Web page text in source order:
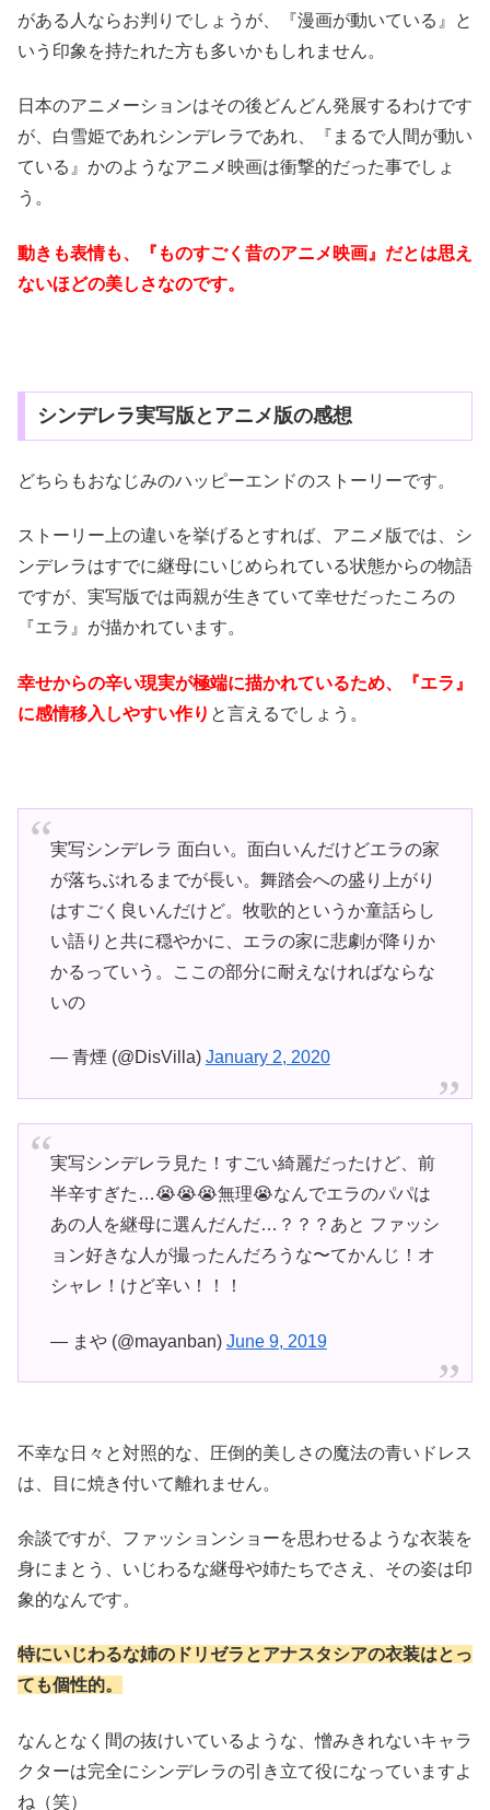
がある人ならお判りでしょうが、『漫画が動いている』と
いう印象を持たれた方も多いかもしれません。
日本のアニメーションはその後どんどん発展するわけです
が、白雪姫であれシンデレラであれ、『まるで人間が動い
ている』かのようなアニメ映画は衝撃的だった事でしょ
う。
動きも表情も、『ものすごく昔のアニメ映画』だとは思え
ないほどの美しさなのです。
シンデレラ実写版とアニメ版の感想
どちらもおなじみのハッピーエンドのストーリーです。
ストーリー上の違いを挙げるとすれば、アニメ版では、シ
ンデレラはすでに継母にいじめられている状態からの物語
ですが、実写版では両親が生きていて幸せだったころの
『エラ』が描かれています。
幸せからの辛い現実が極端に描かれているため、『エラ』
に感情移入しやすい作り と言えるでしょう。
実写シンデレラ 面白い。面白いんだけどエラの家
が落ちぶれるまでが長い。舞踏会への盛り上がり
はすごく良いんだけど。牧歌的というか童話らし
い語りと共に穏やかに、エラの家に悲劇が降りか
かるっていう。ここの部分に耐えなければならな
いの
— 青煙 (@DisVilla) January 2, 2020
実写シンデレラ見た！すごい綺麗だったけど、前
半辛すぎた…😭😭😭無理😭なんでエラのパパは
あの人を継母に選んだんだ…？？？あと ファッシ
ョン好きな人が撮ったんだろうな〜てかんじ！オ
シャレ！けど辛い！！！
— まや (@mayanban) June 9, 2019
不幸な日々と対照的な、圧倒的美しさの魔法の青いドレス
は、目に焼き付いて離れません。
余談ですが、ファッションショーを思わせるような衣装を
身にまとう、いじわるな継母や姉たちでさえ、その姿は印
象的なんです。
特にいじわるな姉のドリゼラとアナスタシアの衣装はとっ
ても個性的。
なんとなく間の抜けいているような、憎みきれないキャラ
クターは完全にシンデレラの引き立て役になっていますよ
ね（笑）